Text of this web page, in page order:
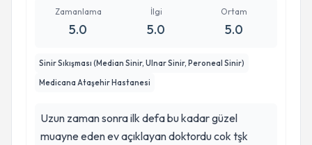
ve detaylı olmaz ve sağlıkla daha güzek yad
ederim ama olursa da güven veren bir doktor.
Zamanlama
5.0
İlgi
5.0
Ortam
5.0
Sinir Sıkışması (Median Sinir, Ulnar Sinir, Peroneal Sinir)
Medicana Ataşehir Hastanesi
Uzun zaman sonra ilk defa bu kadar güzel
muayne eden ev açıklayan doktordu cok tşk